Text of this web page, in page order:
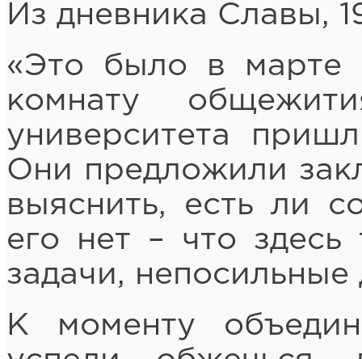
Из дневника Славы,
«Это было в
комнату
университета
Они предложили
выяснить, есть ли
его нет – что
задачи, непосильные
К моменту